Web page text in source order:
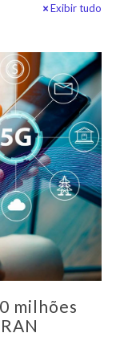
Exibir tudo
milhões